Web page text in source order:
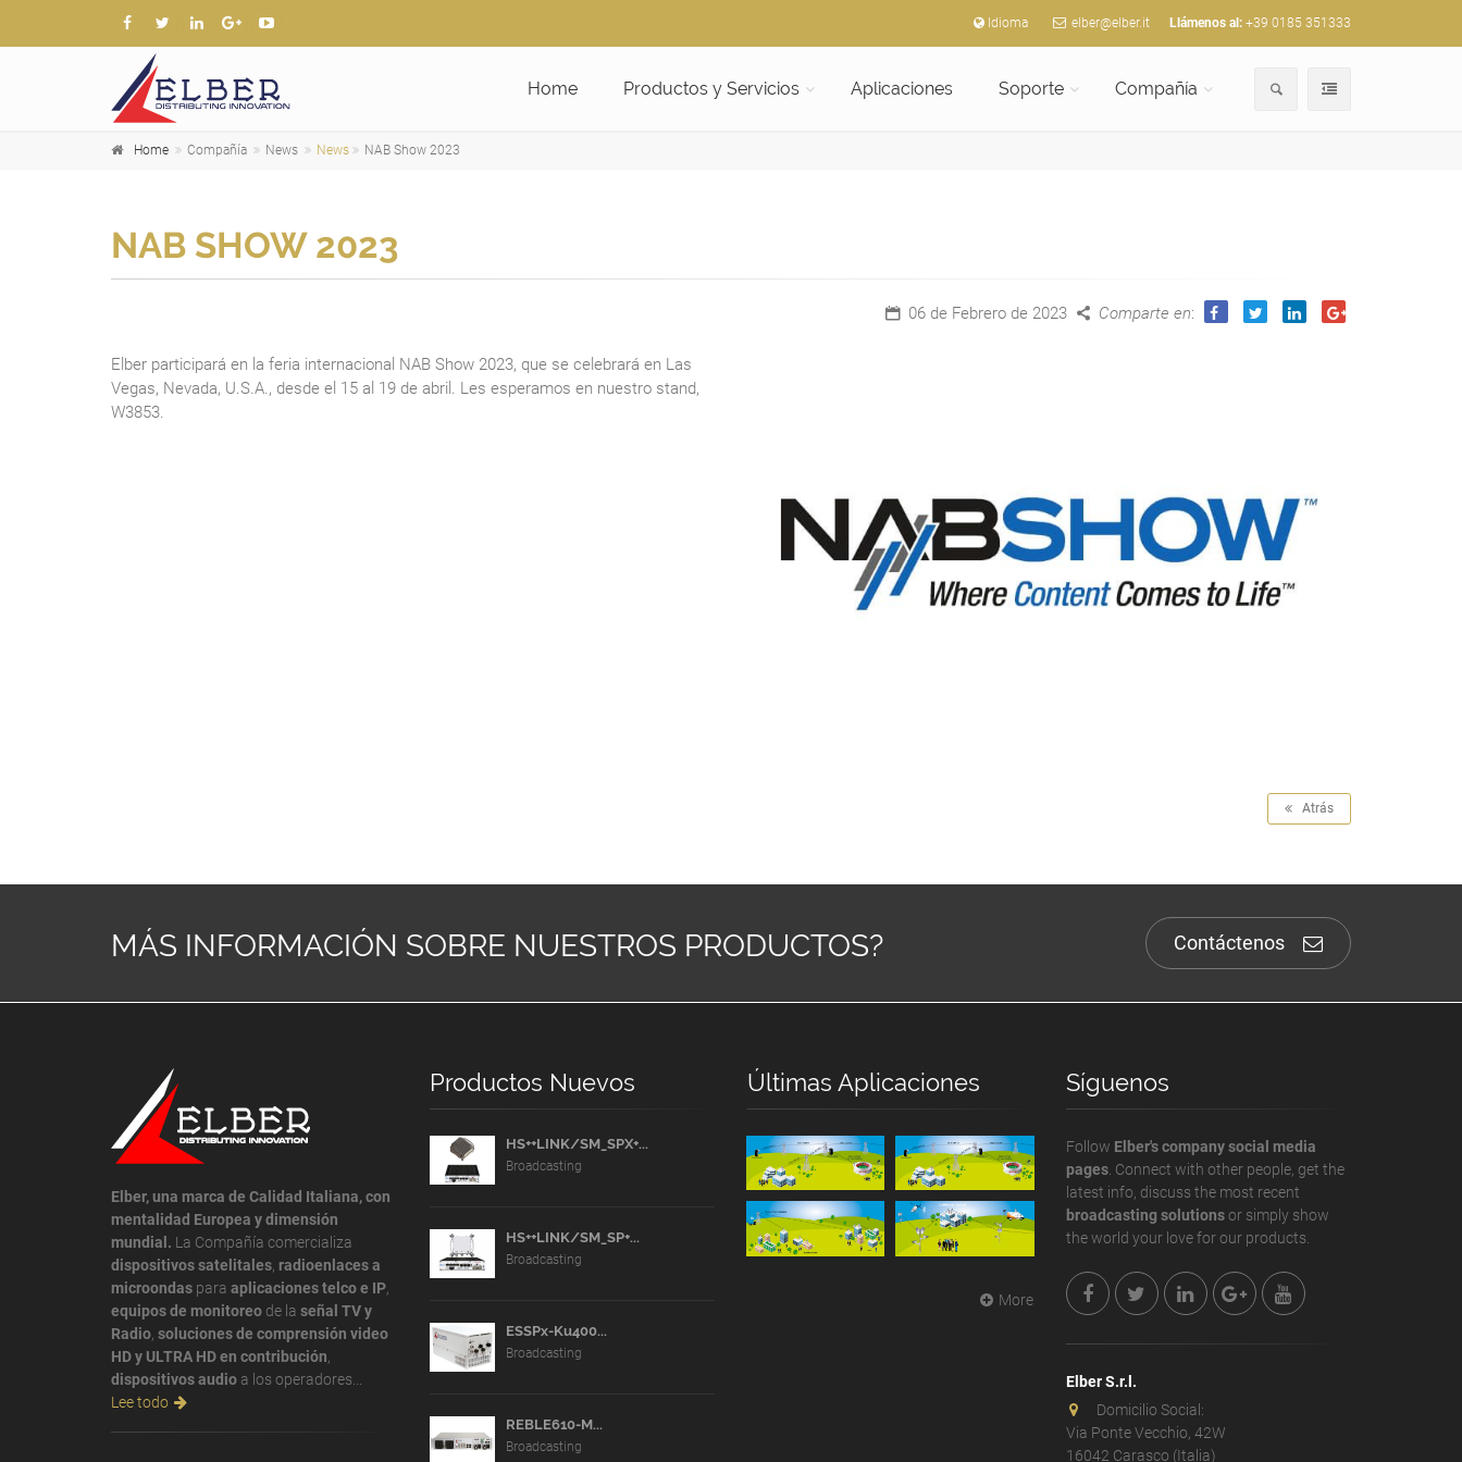
Idioma elber@elber.it Llámenos al: +39 0185 351333
Home Productos y Servicios Aplicaciones Soporte Compañía
Home Compañía News News NAB Show 2023
NAB SHOW 2023
06 de Febrero de 2023 Comparte en:
Elber participará en la feria internacional NAB Show 2023, que se celebrará en Las
Vegas, Nevada, U.S.A., desde el 15 al 19 de abril. Les esperamos en nuestro stand,
W3853.
Atrás
MÁS INFORMACIÓN SOBRE NUESTROS PRODUCTOS? Contáctenos
Elber, una marca de Calidad Italiana, con
mentalidad Europea y dimensión
mundial. La Compañía comercializa
dispositivos satelitales radioenlaces a
microondas para aplicaciones telco e IP
equipos de monitoreo de la señal TV y
Radio soluciones de comprensión video
HD y ULTRA HD en contribución
dispositivos audio a los operadores...
Lee todo
Productos Nuevos
HS++LINK/SM_SPX+...
Broadcasting
HS++LINK/SM_SP+...
Broadcasting
ESSPx-Ku400...
Broadcasting
REBLE610-M...
Broadcasting
Últimas Aplicaciones
More
Síguenos
Follow Elber's company social media
pages. Connect with other people, get the
latest info, discuss the most recent
broadcasting solutionsor simply show
the world your love for our products.
Elber S.r.l.
Domicilio Social:
Via Ponte Vecchio, 42W
16042 Carasco (Italia)